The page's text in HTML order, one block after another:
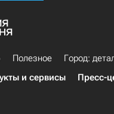
Полезное
Город:
и сервисы Пресс-